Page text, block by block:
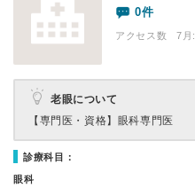
0件
アクセス数 7月:
老眼について
【専門医・資格】 眼科専門医
診療科目：
眼科